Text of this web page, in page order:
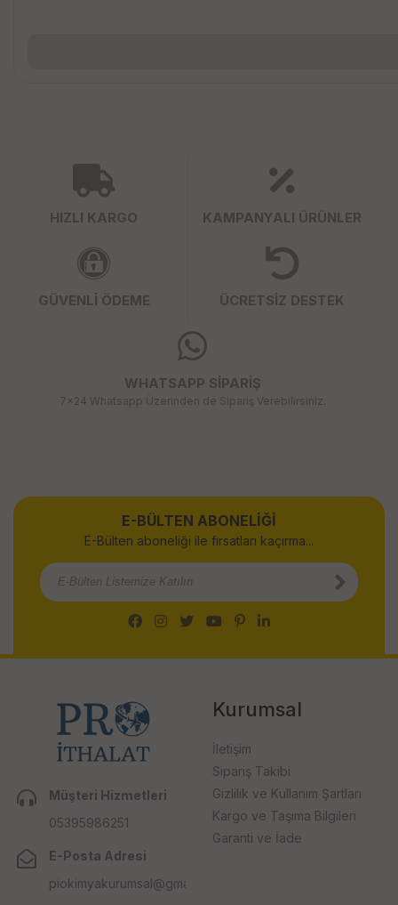
HIZLI KARGO KAMPANYALI ÜRÜNLER
GÜVENLİ ÖDEME ÜCRETSİZ DESTEK
WHATSAPP SİPARİŞ
7x24 Whatsapp Üzerinden de Sipariş Verebilirsiniz.
E-BÜLTEN ABONELİĞİ
E-Bülten aboneliği ile fırsatları kaçırma...
Müşteri Hizmetleri
05395986251
E-Posta Adresi
piokimyakurumsal@gmail.com
Kurumsal
İletişim
Sipariş Takibi
Gizlilik ve Kullanım Şartları
Kargo ve Taşıma Bilgileri
Garanti ve İade